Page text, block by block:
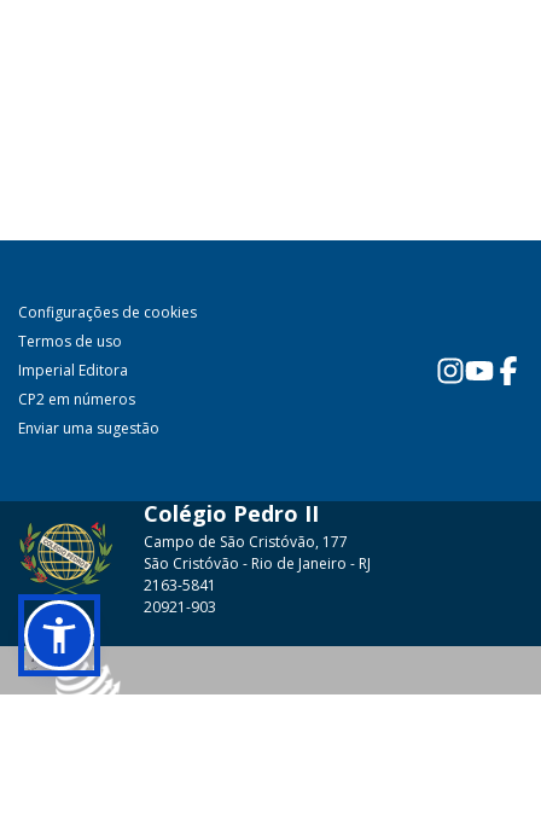
Configurações de cookies
Termos de uso
Imperial Editora
CP2 em números
Enviar uma sugestão
Colégio Pedro II
Campo de São Cristóvão, 177
São Cristóvão - Rio de Janeiro - RJ
2163-5841
20921-903